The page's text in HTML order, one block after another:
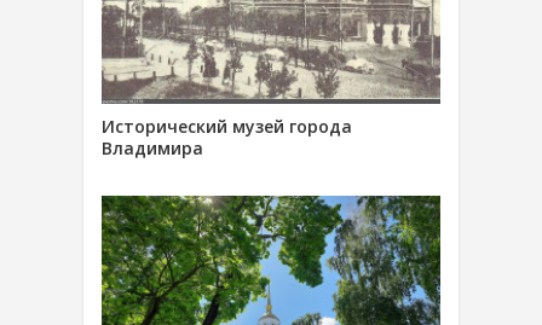
Исторический музей города
Владимира